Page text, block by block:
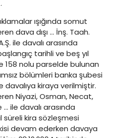
ışığında somut
dava dışı … İnş. Taah.
ile davalı arasında
tarihli ve beş yıl
158 nolu parselde bulunan
bölümleri banka şubesi
davalıya kiraya verilmiştir.
Niyazi, Osman, Necat,
ile davalı arasında
süreli kira sözleşmesi
devam ederken davaya